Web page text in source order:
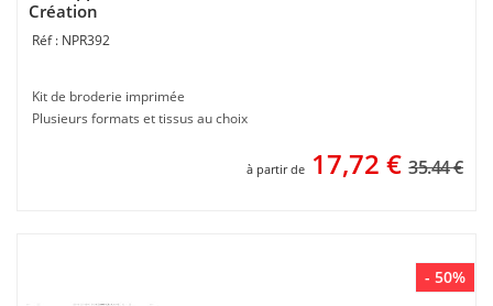
Création
NPR392
Kit de broderie imprimée
Plusieurs formats et tissus au choix
à partir de 17,72 € 35.44 €
- 50%